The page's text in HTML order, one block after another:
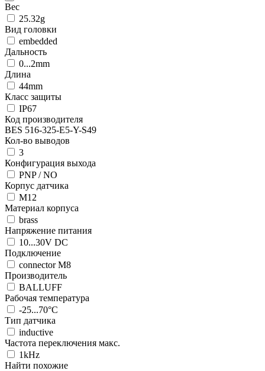
Вес
25.32g
Вид головки
embedded
Дальность
0...2mm
Длина
44mm
Класс защиты
IP67
Код производителя
BES 516-325-E5-Y-S49
Кол-во выводов
3
Конфигурация выхода
PNP / NO
Корпус датчика
M12
Материал корпуса
brass
Напряжение питания
10...30V DC
Подключение
connector M8
Производитель
BALLUFF
Рабочая температура
-25...70°C
Тип датчика
inductive
Частота переключения макс.
1kHz
Найти похожие